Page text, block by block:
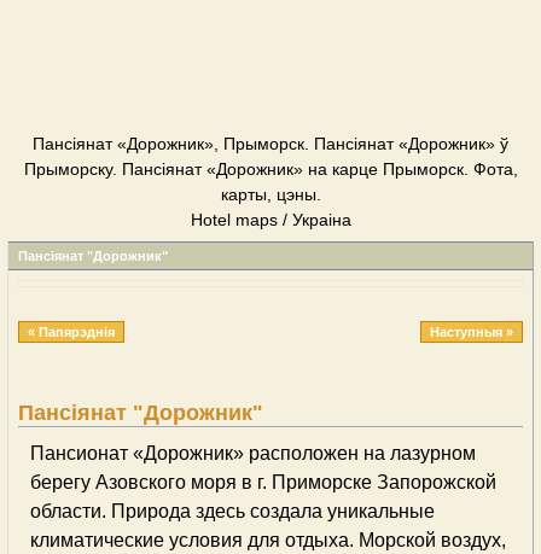
Пансіянат «Дорожник», Прыморск. Пансіянат «Дорожник» ў
Прыморску. Пансіянат «Дорожник» на карце Прыморск. Фота,
карты, цэны.
Hotel maps / Украіна
Пансіянат "Дорожник"
« Папярэднія Наступныя »
Пансіянат "Дорожник"
Пансионат «Дорожник» расположен на лазурном
берегу Азовского моря в г. Приморске Запорожской
области. Природа здесь создала уникальные
климатические условия для отдыха. Морской воздух,